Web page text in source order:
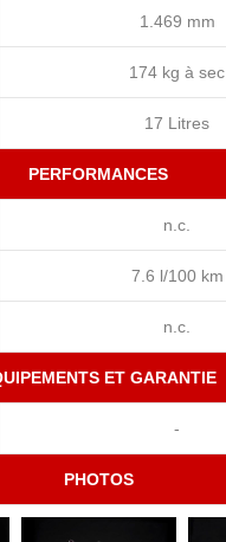
1.469 mm
174 kg à sec
17 Litres
PERFORMANCES
n.c.
7.6 l/100 km
n.c.
ET GARANTIE
-
PHOTOS